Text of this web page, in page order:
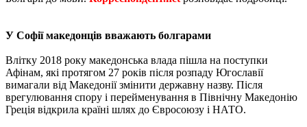
У Софії македонців вважають болгарами
Влітку 2018 року македонська влада пішла на поступки
Афінам, які протягом 27 років після розпаду Югославії
вимагали від Македонії змінити державну назву. Після
врегулювання спору і перейменування в Північну Македонію
Греція відкрила країні шлях до Євросоюзу і НАТО.